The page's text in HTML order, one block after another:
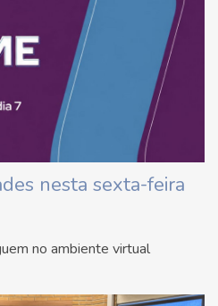
nesta sexta-feira
no ambiente virtual